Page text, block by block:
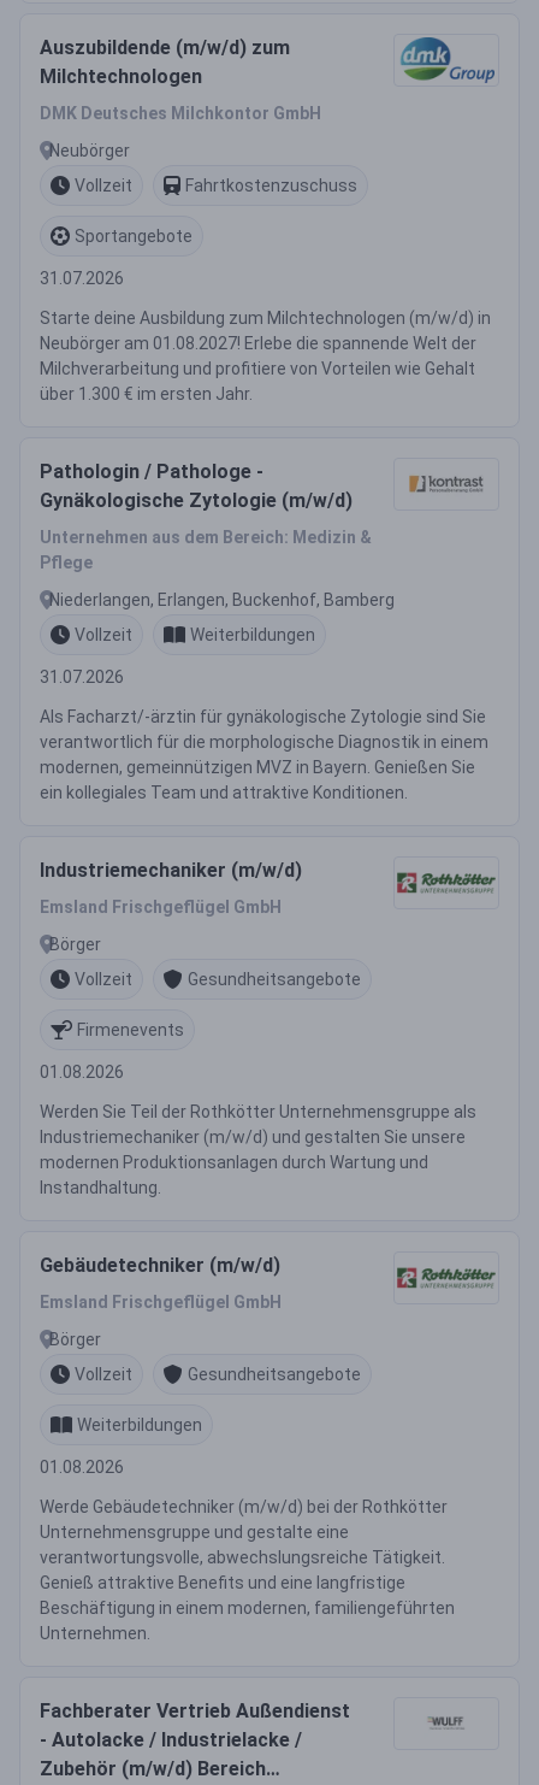
Auszubildende (m/w/d) zum
Milchtechnologen
DMK Deutsches Milchkontor GmbH
Neubörger
Vollzeit
Fahrtkostenzuschuss
Sportangebote
31.07.2026
Starte deine Ausbildung zum Milchtechnologen (m/w/d) in
Neubörger am 01.08.2027! Erlebe die spannende Welt der
Milchverarbeitung und profitiere von Vorteilen wie Gehalt
über 1.300 € im ersten Jahr.
Pathologin / Pathologe -
Gynäkologische Zytologie (m/w/d)
Unternehmen aus dem Bereich: Medizin &
Pflege
Niederlangen, Erlangen, Buckenhof, Bamberg
Vollzeit
Weiterbildungen
31.07.2026
Als Facharzt/-ärztin für gynäkologische Zytologie sind Sie
verantwortlich für die morphologische Diagnostik in einem
modernen, gemeinnützigen MVZ in Bayern. Genießen Sie
ein kollegiales Team und attraktive Konditionen.
Industriemechaniker (m/w/d)
Emsland Frischgeflügel GmbH
Börger
Vollzeit
Gesundheitsangebote
Firmenevents
01.08.2026
Werden Sie Teil der Rothkötter Unternehmensgruppe als
Industriemechaniker (m/w/d) und gestalten Sie unsere
modernen Produktionsanlagen durch Wartung und
Instandhaltung.
Gebäudetechniker (m/w/d)
Emsland Frischgeflügel GmbH
Börger
Vollzeit
Gesundheitsangebote
Weiterbildungen
01.08.2026
Werde Gebäudetechniker (m/w/d) bei der Rothkötter
Unternehmensgruppe und gestalte eine
verantwortungsvolle, abwechslungsreiche Tätigkeit.
Genieß attraktive Benefits und eine langfristige
Beschäftigung in einem modernen, familiengeführten
Unternehmen.
Fachberater Vertrieb Außendienst
- Autolacke / Industrielacke /
Zubehör (m/w/d) Bereich